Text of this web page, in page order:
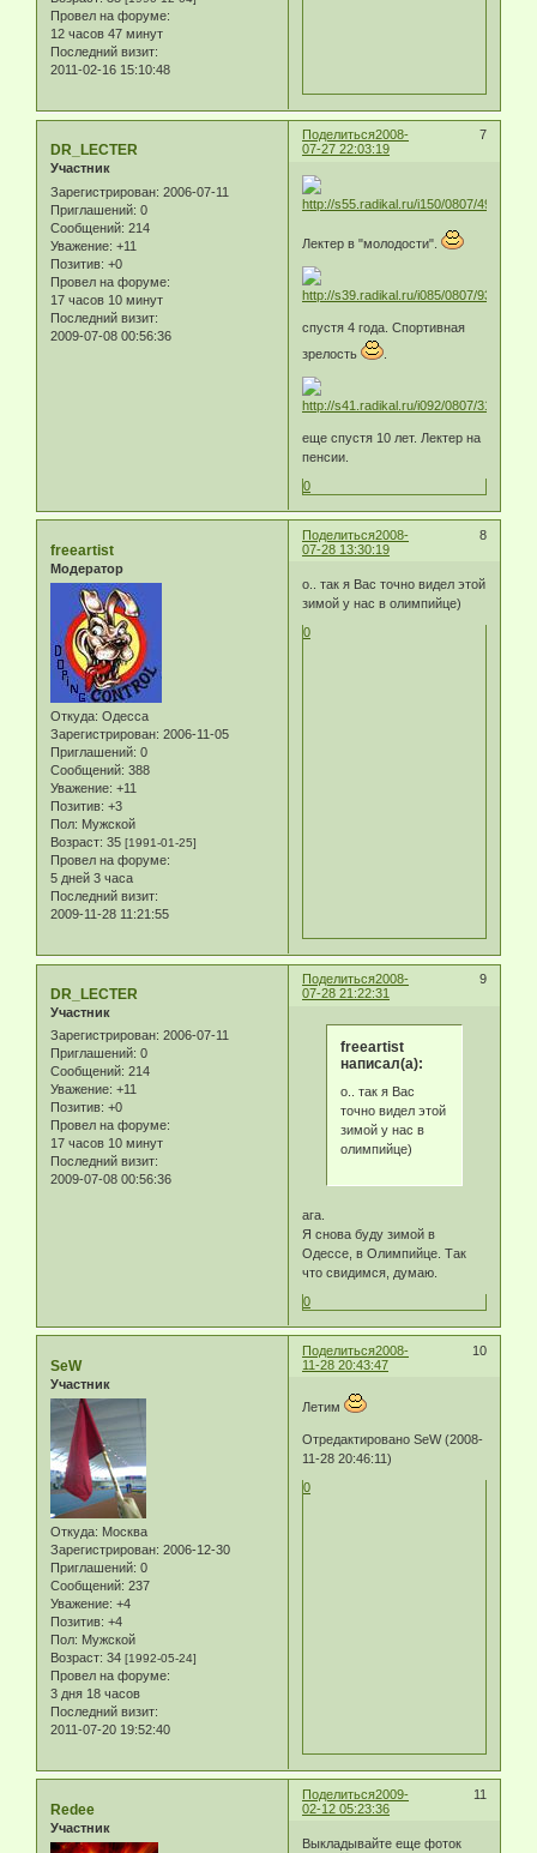
Провел на форуме:
12 часов 47 минут
Последний визит:
2011-02-16 15:10:48
Поделиться 7
2008-
07-27 22:03:19
DR_LECTER
Участник
Зарегистрирован: 2006-07-11
Приглашений: 0
Сообщений: 214
Уважение: +11
Позитив: +0
Провел на форуме:
17 часов 10 минут
Последний визит:
2009-07-08 00:56:36
Лектер в "молодости".
спустя 4 года. Спортивная
зрелость
еще спустя 10 лет. Лектер на
пенсии.
0
Поделиться 8
2008-
07-28 13:30:19
freeartist
Модератор
Откуда: Одесса
Зарегистрирован: 2006-11-05
Приглашений: 0
Сообщений: 388
Уважение: +11
Позитив: +3
Пол: Мужской
Возраст: 35 [1991-01-25]
Провел на форуме:
5 дней 3 часа
Последний визит:
2009-11-28 11:21:55
о.. так я Вас точно видел этой
зимой у нас в олимпийце)
0
Поделиться 9
2008-
07-28 21:22:31
DR_LECTER
Участник
Зарегистрирован: 2006-07-11
Приглашений: 0
Сообщений: 214
Уважение: +11
Позитив: +0
Провел на форуме:
17 часов 10 минут
Последний визит:
2009-07-08 00:56:36
freeartist
написал(а):
о.. так я Вас
точно видел этой
зимой у нас в
олимпийце)
ага.
Я снова буду зимой в
Одессе, в Олимпийце. Так
что свидимся, думаю.
0
Поделиться 10
2008-
11-28 20:43:47
SeW
Участник
Откуда: Москва
Зарегистрирован: 2006-12-30
Приглашений: 0
Сообщений: 237
Уважение: +4
Позитив: +4
Пол: Мужской
Возраст: 34 [1992-05-24]
Провел на форуме:
3 дня 18 часов
Последний визит:
2011-07-20 19:52:40
Летим
Отредактировано SeW (2008-
11-28 20:46:11)
0
Поделиться 11
2009-
02-12 05:23:36
Redee
Участник
Выкладывайте еще фоток